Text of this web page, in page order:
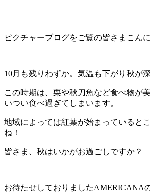
ピクチャーブログをご覧の皆さまこんに
10月も残りわずか。気温も下がり秋が
この時期は、栗や秋刀魚など食べ物が
いつい食べ過ぎてしまいます。
地域によっては紅葉が始まっていると
ね！
皆さま、秋はいかがお過ごしですか？
お待たせしておりましたAMERICANA